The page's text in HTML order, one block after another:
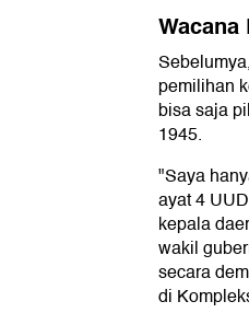
pemilihan
bisa saja
1945.
"Saya
ayat 4
kepala
wakil
secara
di